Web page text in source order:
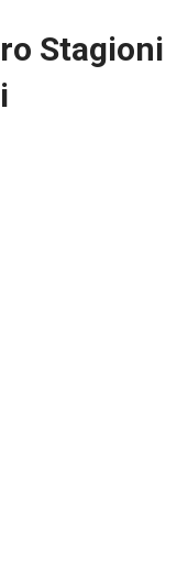
Stagioni